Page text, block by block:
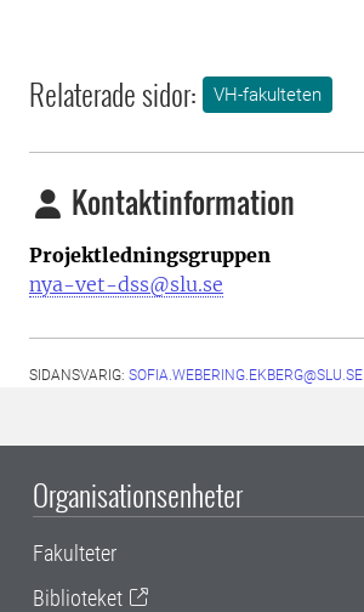
Relaterade sidor: VH-fakulteten
Kontaktinformation
Projektledningsgruppen
nya-vet-dss@slu.se
SIDANSVARIG: SOFIA.WEBERING.EKBERG@SLU.SE
Organisationsenheter
Fakulteter
Biblioteket